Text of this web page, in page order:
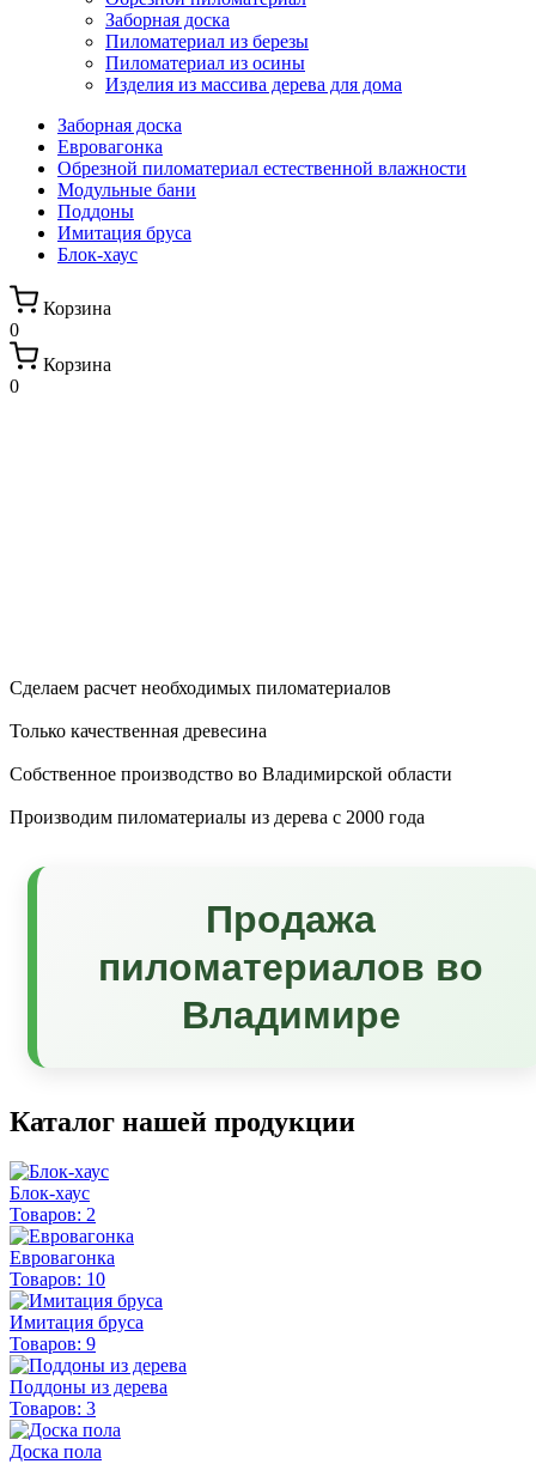
Заборная доска
Пиломатериал из березы
Пиломатериал из осины
Изделия из массива дерева для дома
Заборная доска
Евровагонка
Обрезной пиломатериал естественной влажности
Модульные бани
Поддоны
Имитация бруса
Блок-хаус
Корзина
0
Корзина
0
Сделаем расчет необходимых пиломатериалов
Только качественная древесина
Собственное производство во Владимирской области
Производим пиломатериалы из дерева с 2000 года
Продажа
пиломатериалов во
Владимире
Каталог нашей продукции
Блок-хаус
Товаров: 2
Евровагонка
Товаров: 10
Имитация бруса
Товаров: 9
Поддоны из дерева
Товаров: 3
Доска пола